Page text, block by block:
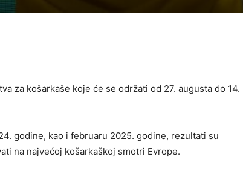
za košarkaše koje će se održati od 27. augusta do 14.
godine, kao i februaru 2025. godine, rezultati su
na najvećoj košarkaškoj smotri Evrope.